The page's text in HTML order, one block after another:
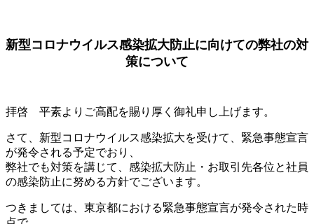
新型コロナウイルス感染拡大防止に向けての弊社の対
策について
拝啓 平素よりご高配を賜り厚く御礼申し上げます。
さて、新型コロナウイルス感染拡大を受けて、緊急事態宣言
が発令される予定でおり、
弊社でも対策を講じて、感染拡大防止・お取引先各位と社員
の感染防止に努める方針でございます。
つきましては、東京都における緊急事態宣言が発令された時